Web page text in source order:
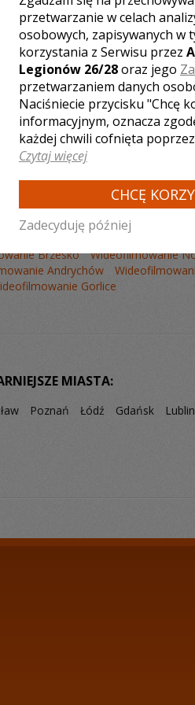
ZOBACZ LISTĘ
Zakopane
Brzesko Wideofilmowanie
Andrychów
Gorlice
MIASTA:
Poznań Łódź Gdańsk Lublin
przetwarzanie w celach
osobowych, zapisywanych w
korzystania z Serwisu przez
Legionów 26/28oraz jego
przetwarzaniem danych
Naciśniecie przycisku "Chcę
informacyjnym, oznacza
każdej chwili cofnięta
Czytaj więcej
CHCĘ
Zadecyduję później